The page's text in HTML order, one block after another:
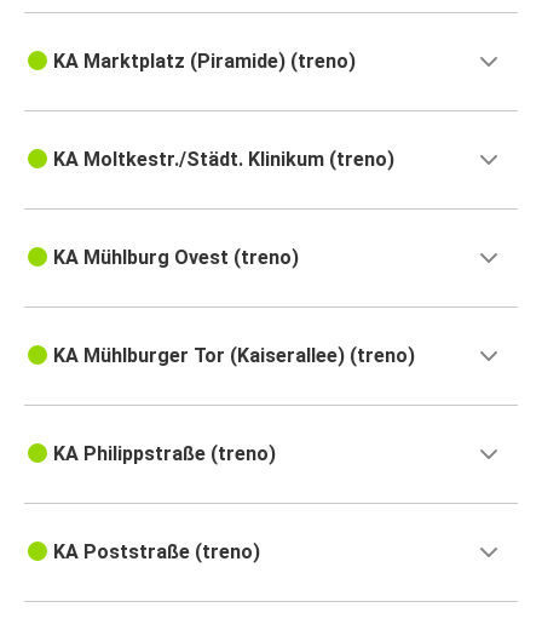
KA Marktplatz (Piramide) (treno)
KA Moltkestr./Städt. Klinikum (treno)
KA Mühlburg Ovest (treno)
KA Mühlburger Tor (Kaiserallee) (treno)
KA Philippstraße (treno)
KA Poststraße (treno)